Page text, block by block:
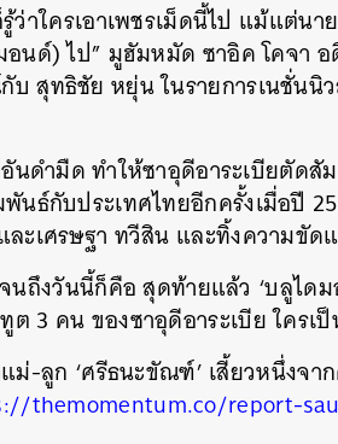
ว่าใครเอาเพชรเม็ดนี้ไป แม้แต่
อนด์) ไป” มูฮัมหมัด ซาอิค โคจา
สุทธิชัย หยุ่น ในรายการเนชั่นนิ
นดำมืด ทำให้ซาอุดีอาระเบียตัดสั
นธ์กับประเทศไทยอีกครั้งเมื่อปี
ะเศรษฐา ทวีสิน และทิ้งความขัด
นถึงวันนี้ก็คือ สุดท้ายแล้ว ‘บลูได
3 คน ของซาอุดีอาระเบีย ใครเ
-ลูก ‘ศรีธนะขัณฑ์’ เสี้ยวหนึ่งจา
themomentum.co/report-